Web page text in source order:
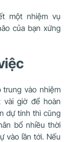
một nhiệm vụ
của bạn xứng
trung vào nhiệm
vài giờ để hoàn
dự tính thì cũng
bổ nhiều thời
vào lần tới. Nếu